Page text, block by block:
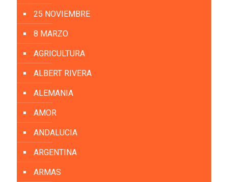
25 NOVIEMBRE
8 MARZO
AGRICULTURA
ALBERT RIVERA
ALEMANIA
AMOR
ANDALUCIA
ARGENTINA
ARMAS